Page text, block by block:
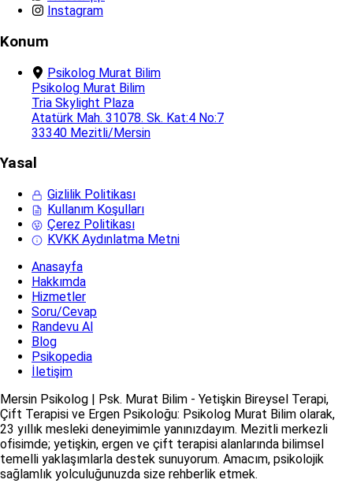
Instagram
Konum
Psikolog Murat Bilim
Psikolog Murat Bilim
Tria Skylight Plaza
Atatürk Mah. 31078. Sk. Kat:4 No:7
33340 Mezitli/Mersin
Yasal
Gizlilik Politikası
Kullanım Koşulları
Çerez Politikası
KVKK Aydınlatma Metni
Anasayfa
Hakkımda
Hizmetler
Soru/Cevap
Randevu Al
Blog
Psikopedia
İletişim
Mersin Psikolog | Psk. Murat Bilim - Yetişkin Bireysel Terapi,
Çift Terapisi ve Ergen Psikoloğu: Psikolog Murat Bilim olarak,
23 yıllık mesleki deneyimimle yanınızdayım. Mezitli merkezli
ofisimde; yetişkin, ergen ve çift terapisi alanlarında bilimsel
temelli yaklaşımlarla destek sunuyorum. Amacım, psikolojik
sağlamlık yolculuğunuzda size rehberlik etmek.